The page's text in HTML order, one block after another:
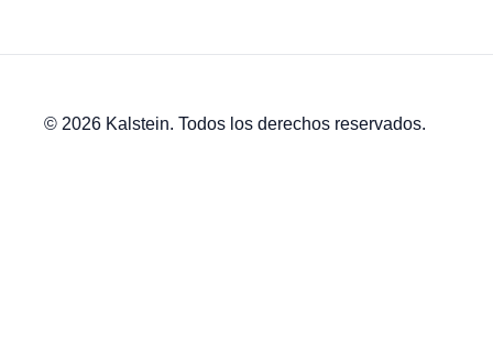
© 2026 Kalstein. Todos los derechos reservados.